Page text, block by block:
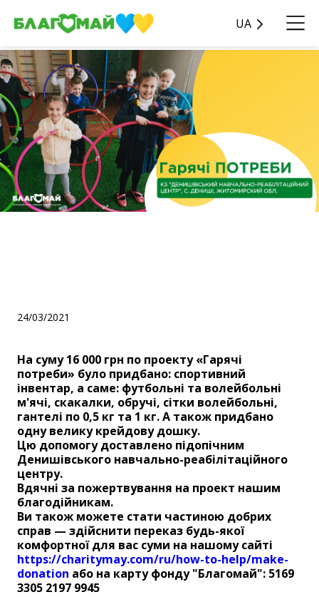
UA
24/03/2021
На суму 16 000 грн по проекту «Гарячі
потреби» було придбано: спортивний
інвентар, а саме: футбольні та волейбольні
м'ячі, скакалки, обручі, сітки волейбольні,
гантелі по 0,5 кг та 1 кг. А також придбано
одну велику крейдову дошку.
Цю допомогу доставлено підопічним
Денишівського навчально-реабілітаційного
центру.
Вдячні за пожертвування на проект нашим
благодійникам.
Ви також можете стати частиною добрих
справ — здійснити переказ будь-якої
комфортної для вас суми на нашому сайті
https://charitymay.com/ru/how-to-help/make-
donation або на карту фонду "Благомай": 5169
3305 2197 9945